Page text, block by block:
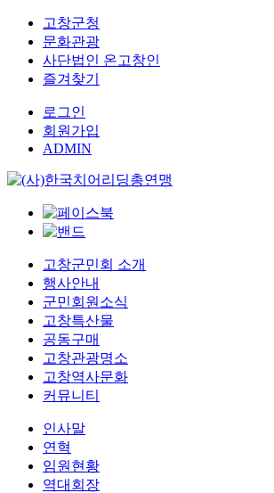
고창군청
문화관광
사단법인 온고창인
즐겨찾기
로그인
회원가입
ADMIN
고창군민회 소개
행사안내
군민회원소식
고창특산물
공동구매
고창관광명소
고창역사문화
커뮤니티
인사말
연혁
임원현황
역대회장